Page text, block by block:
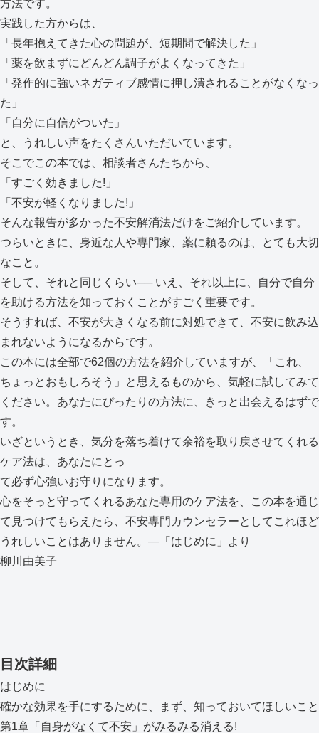
方法です。
実践した方からは、
「長年抱えてきた心の問題が、短期間で解決した」
「薬を飲まずにどんどん調子がよくなってきた」
「発作的に強いネガティブ感情に押し潰されることがなくなっ
た」
「自分に自信がついた」
と、うれしい声をたくさんいただいています。
そこでこの本では、相談者さんたちから、
「すごく効きました!」
「不安が軽くなりました!」
そんな報告が多かった不安解消法だけをご紹介しています。
つらいときに、身近な人や専門家、薬に頼るのは、とても大切
なこと。
そして、それと同じくらい── いえ、それ以上に、自分で自分
を助ける方法を知っておくことがすごく重要です。
そうすれば、不安が大きくなる前に対処できて、不安に飲み込
まれないようになるからです。
この本には全部で62個の方法を紹介していますが、「これ、
ちょっとおもしろそう」と思えるものから、気軽に試してみて
ください。あなたにぴったりの方法に、きっと出会えるはずで
す。
いざというとき、気分を落ち着けて余裕を取り戻させてくれる
ケア法は、あなたにとっ
て必ず心強いお守りになります。
心をそっと守ってくれるあなた専用のケア法を、この本を通じ
て見つけてもらえたら、不安専門カウンセラーとしてこれほど
うれしいことはありません。―「はじめに」より
柳川由美子
目次詳細
はじめに
確かな効果を手にするために、まず、知っておいてほしいこと
第1章「自身がなくて不安」がみるみる消える!